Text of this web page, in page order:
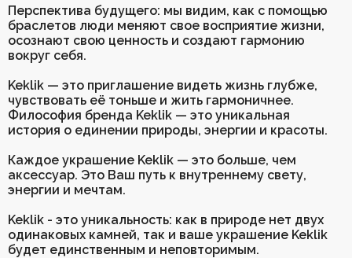
Перспектива будущего: мы видим, как с помощью
браслетов люди меняют свое восприятие жизни,
осознают свою ценность и создают гармонию
вокруг себя.
Keklik — это приглашение видеть жизнь глубже,
чувствовать её тоньше и жить гармоничнее.
Философия бренда Keklik — это уникальная
история о единении природы, энергии и красоты.
Каждое украшение Keklik — это больше, чем
аксессуар. Это Ваш путь к внутреннему свету,
энергии и мечтам.
Keklik - это уникальность: как в природе нет двух
одинаковых камней, так и ваше украшение Keklik
будет единственным и неповторимым.